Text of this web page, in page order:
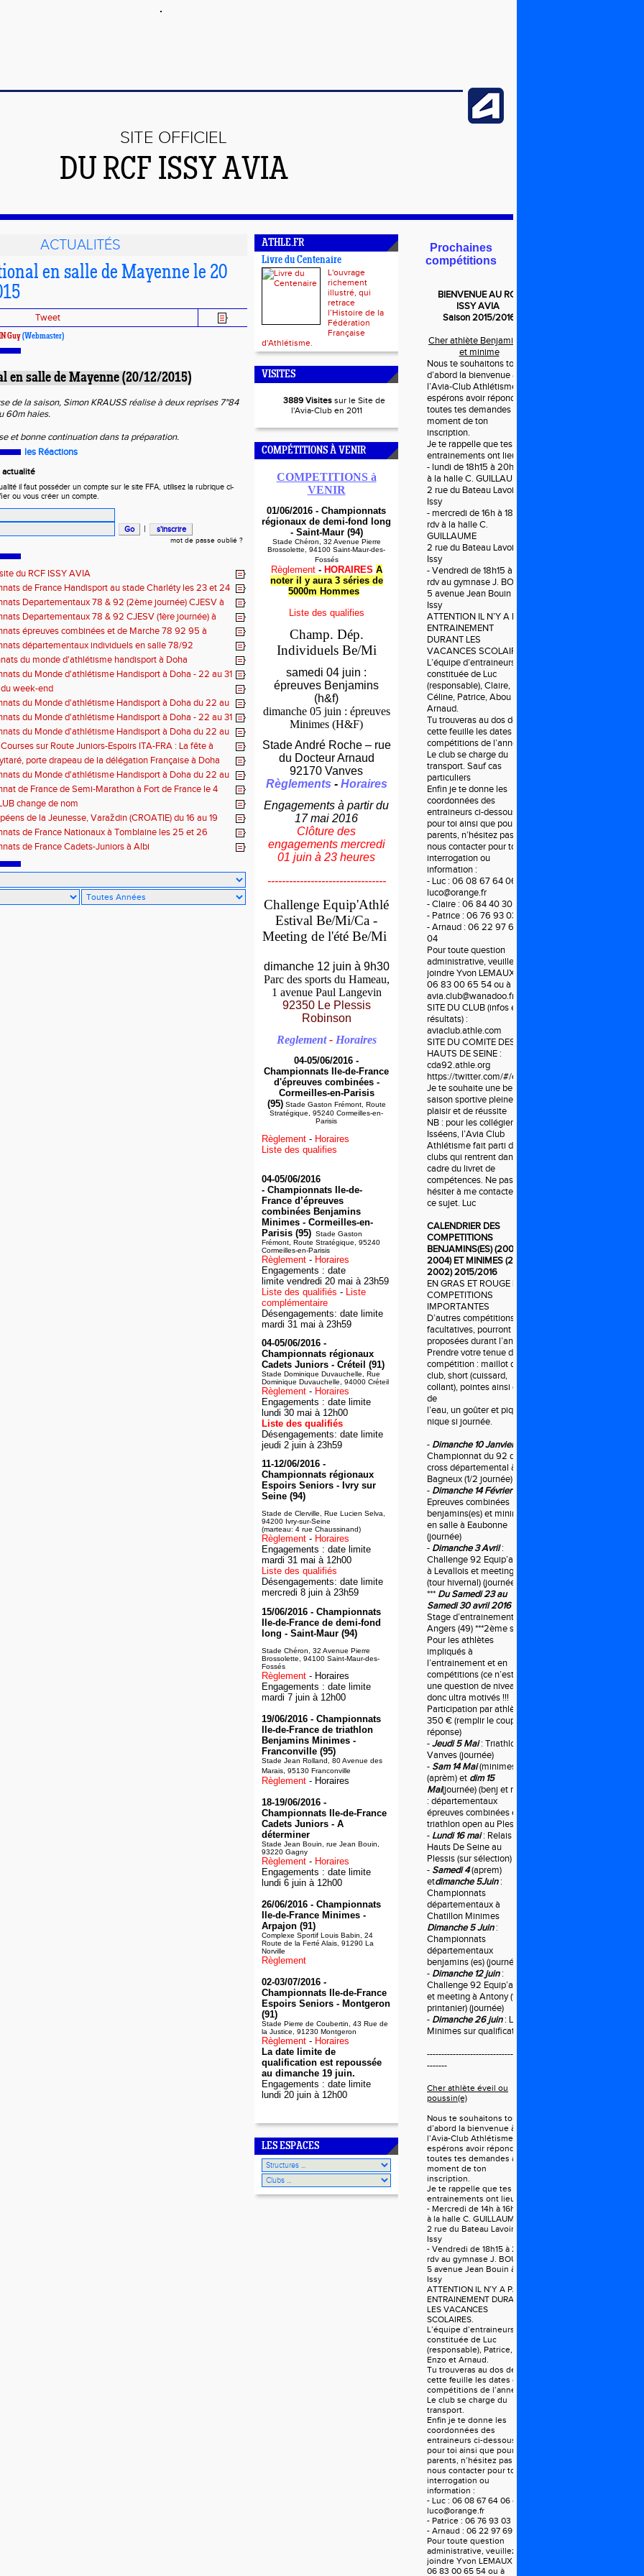
SITE OFFICIEL
DU RCF ISSY AVIA
ACTUALITÉS
en salle de Mayenne le 20
Tweet
Guy(Webmaster)
en salle de Mayenne (20/12/2015)
de la saison, Simon KRAUSS réalise à deux reprises 7"84
60m haies.
et bonne continuation dans ta préparation.
les Réactions
actualité
il faut posséder un compte sur le site FFA, utilisez la rubrique ci-
ou vous créer un compte.
|
mot de passe oublié ?
du RCF ISSY AVIA
de France Handisport au stade Charléty les 23 et 24
Departementaux 78 & 92 (2ème journée) CJESV à
le 5/12/2015
Departementaux 78 & 92 CJESV (1ère journée) à
(22/11/2015)
épreuves combinées et de Marche 78 92 95 à
le 12/12/2015
départementaux individuels en salle 78/92
du monde d'athlétisme handisport à Doha
du Monde d'athlétisme Handisport à Doha - 22 au 31
week-end
du Monde d'athlétisme Handisport à Doha du 22 au
2015du Monde d'athlétisme Handisport à Doha - 22 au 31
du Monde d'athlétisme Handisport à Doha du 22 au
2015
sur Route Juniors-Espoirs ITA-FRA : La fête à
!
porte drapeau de la délégation Française à Doha
du Monde d'athlétisme Handisport à Doha du 22 au
2015de France de Semi-Marathon à Fort de France le 4
change de nom
de la Jeunesse, Varaždin (CROATIE) du 16 au 19
de France Nationaux à Tomblaine les 25 et 26
de France Cadets-Juniors à Albi
ATHLE.FR
Livre du Centenaire
L'ouvrage
richement
illustré, qui
retrace
l’Histoire de la
Fédération
Française
d'Athlétisme.
VISITES
3889 Visitessur le Site de
l'Avia-Club en 2011
COMPÉTITIONS À VENIR
COMPETITIONS à
VENIR
01/06/2016 - Championnats
régionaux de demi-fond long
- Saint-Maur (94)
Stade Chéron, 32 Avenue Pierre
Brossolette, 94100 Saint-Maur-des-
Fossés
Règlement - HORAIRES A
noter il y aura 3 séries de
5000m Hommes
Liste des qualifies
Champ. Dép.
Individuels Be/Mi
samedi 04 juin :
épreuves Benjamins
(h&f)
dimanche 05 juin : épreuves
Minimes (H&F)
Stade André Roche – rue
du Docteur Arnaud
92170 Vanves
Règlements - Horaires
Engagements à partir du
17 mai 2016
Clôture des
engagements mercredi
01 juin à 23 heures
---------------------------------
Challenge Equip'Athlé
Estival Be/Mi/Ca -
Meeting de l'été Be/Mi
dimanche 12 juin à 9h30
Parc des sports du Hameau,
1 avenue Paul Langevin
92350 Le P lessis
Robinson
Reglement- Horaires
04-05/06/2016 -
Championnats Ile-de-France
d'épreuves combinées -
Cormeilles-en-Parisis
(95)Stade Gaston Frémont, Route
Stratégique, 95240 Cormeilles-en-
Parisis
Règlement - Horaires
Liste des qualifies
04-05/06/2016
- Championnats Ile-de-
France d’épreuves
combinées Benjamins
Minimes - Cormeilles-en-
Parisis (95) Stade Gaston
Frémont, Route Stratégique, 95240
Cormeilles-en-Parisis
Règlement - Horaires
Engagements : date
limite vendredi 20 mai à 23h59
Liste des qualifiés - Liste
complémentaire
Désengagements: date limite
mardi 31 mai à 23h59
04-05/06/2016 -
Championnats régionaux
Cadets Juniors - Créteil (91)
Stade Dominique Duvauchelle, Rue
Dominique Duvauchelle, 94000 Créteil
Règlement - Horaires
Engagements : date limite
lundi 30 mai à 12h00
Liste des qualifiés
Désengagements: date limite
jeudi 2 juin à 23h59
11-12/06/2016 -
Championnats régionaux
Espoirs Seniors - Ivry sur
Seine (94)
Stade de Clerville, Rue Lucien Selva,
94200 Ivry-sur-Seine
(marteau: 4 rue Chaussinand)
Règlement - Horaires
Engagements : date limite
mardi 31 mai à 12h00
Liste des qualifiés
Désengagements: date limite
mercredi 8 juin à 23h59
15/06/2016 - Championnats
Ile-de-France de demi-fond
long - Saint-Maur (94)
Stade Chéron, 32 Avenue Pierre
Brossolette, 94100 Saint-Maur-des-
Fossés
Règlement - Horaires
Engagements : date limite
mardi 7 juin à 12h00
19/06/2016 - Championnats
Ile-de-France de triathlon
Benjamins Minimes -
Franconville (95)
Stade Jean Rolland, 80 Avenue des
Marais, 95130 Franconville
Règlement - Horaires
18-19/06/2016 -
Championnats Ile-de-France
Cadets Juniors - A
déterminer
Stade Jean Bouin, rue Jean Bouin,
93220 Gagny
Règlement - Horaires
Engagements : date limite
lundi 6 juin à 12h00
26/06/2016 - Championnats
Ile-de-France Minimes -
Arpajon (91)
Complexe Sportif Louis Babin, 24
Route de la Ferté Alais, 91290 La
Norville
Règlement
02-03/07/2016 -
Championnats Ile-de-France
Espoirs Seniors - Montgeron
(91)
Stade Pierre de Coubertin, 43 Rue de
la Justice, 91230 Montgeron
Règlement - Horaires
La date limite de
qualification est repoussée
au dimanche 19 juin.
Engagements : date limite
lundi 20 juin à 12h00
LES ESPACES
Prochaines
compétitions
BIENVENUEAU RCF
ISSY AVIA
Saison 2015/2016
Cher athlète Benjamin (e)
et minime
Nous te souhaitons tout
d’abord la bienvenue à
l’Avia-Club Athlétisme et
espérons avoir répondu à
toutes tes demandes au
moment de ton
inscription.
Je te rappelle que tes
entrainements ont lieu le :
- lundi de 18h15 à 20h rdv
à la halle C. GUILLAUME
2 rue du Bateau Lavoir à
Issy
- mercredi de 16h à 18h
rdv à la halle C.
GUILLAUME
2 rue du Bateau Lavoir à
Issy
- Vendredi de 18h15 à 20h
rdv au gymnase J. BOUIN
5 avenue Jean Bouin à
Issy
ATTENTION IL N’Y A PAS
ENTRAINEMENT
DURANT LES
VACANCES SCOLAIRES.
L’équipe d’entraineurs est
constituée de Luc
(responsable), Claire,
Céline, Patrice, Abou et
Arnaud.
Tu trouveras au dos de
cette feuille les dates des
compétitions de l’année.
Le club se charge du
transport. Sauf cas
particuliers
Enfin je te donne les
coordonnées des
entraineurs ci-dessous,
pour toi ainsi que pour tes
parents, n’hésitez pas à
nous contacter pour toute
interrogation ou
information :
- Luc : 06 08 67 64 06 ou
luco@orange.fr
- Claire : 06 84 40 30 20
- Patrice : 06 76 93 03 45
- Arnaud : 06 22 97 69
04
Pour toute question
administrative, veuillez
joindre Yvon LEMAUX :
06 83 00 65 54 ou à
avia.club@wanadoo.fr
SITE DU CLUB (infos et
résultats) :
aviaclub.athle.com
SITE DU COMITE DES
HAUTS DE SEINE :
cda92.athle.org
https://twitter.com/#/ecoleathleavia
Je te souhaite une belle
saison sportive pleine de
plaisir et de réussite
NB : pour les collégiens
Isséens, l’Avia Club
Athlétisme fait parti des
clubs qui rentrent dans le
cadre du livret de
compétences. Ne pas
hésiter à me contacter à
ce sujet. Luc
CALENDRIER DES
COMPETITIONS
BENJAMINS(ES) (2003-
2004) ET MINIMES (2001-
2002) 2015/2016
EN GRAS ET ROUGE LES
COMPETITIONS
IMPORTANTES
D’autres compétitions,
facultatives, pourront être
proposées durant l’année.
Prendre votre tenue de
compétition : maillot du
club, short (cuissard,
collant), pointes ainsi que
de
l’eau, un goûter et pique-
nique si journée.
- Dimanche 10 Janvier
Championnat du 92 de
cross départemental à
Bagneux (1/2 journée)
- Dimanche 14 Février:
Epreuves combinées
benjamins(es) et minimes
en salle à Eaubonne
(journée)
- Dimanche 3 Avril:
Challenge 92 Equip’athlé
à Levallois et meeting
(tour hivernal) (journée)
*** Du Samedi 23 au
Samedi 30 avril 2016:
Stage d’entrainement à
Angers (49) ***2ème sem
Pour les athlètes
impliqués à
l’entrainement et en
compétitions (ce n’est pas
une question de niveau),
donc ultra motivés !!!
Participation par athlète
350 € (remplir le coupon
réponse)
-Jeudi 5 Mai: Triathlon à
Vanves (journée)
- Sam 14 Mai(minimes)
(aprèm) et dim 15
Mai(journée) (benj et min)
: départementaux
épreuves combinées et
triathlon open au Plessis
- Lundi 16 mai: Relais des
Hauts De Seine au
Plessis (sur sélection)
- Samedi 4(aprem)
etdimanche 5Juin:
Championnats
départementaux à
Chatillon Minimes
Dimanche 5 Juin:
Championnats
départementaux
benjamins (es) (journée)
- Dimanche 12 juin:
Challenge 92 Equip’athlé
et meeting à Antony (tour
printanier) (journée)
- Dimanche 26 juin: LIFA
Minimes sur qualification
------------------------------------
-------
Cher athlète éveil ou
poussin(e)
Nous te souhaitons tout
d’abord la bienvenue à
l’Avia-Club Athlétisme et
espérons avoir répondu à
toutes tes demandes au
moment de ton
inscription.
Je te rappelle que tes
entrainements ont lieu le :
- Mercredi de 14h à 16h rdv
à la halle C. GUILLAUME
2 rue du Bateau Lavoir à
Issy
- Vendredi de 18h15 à 20h
rdv au gymnase J. BOUIN
5 avenue Jean Bouin à
Issy
ATTENTION IL N’Y A PAS
ENTRAINEMENT DURANT
LES VACANCES
SCOLAIRES.
L’équipe d’entraineurs est
constituée de Luc
(responsable), Patrice,
Enzo et Arnaud.
Tu trouveras au dos de
cette feuille les dates des
compétitions de l’année.
Le club se charge du
transport.
Enfin je te donne les
coordonnées des
entraineurs ci-dessous,
pour toi ainsi que pour tes
parents, n’hésitez pas à
nous contacter pour toute
interrogation ou
information :
- Luc : 06 08 67 64 06 ou
luco@orange.fr
- Patrice : 06 76 93 03 45
- Arnaud : 06 22 97 69 04
Pour toute question
administrative, veuillez
joindre Yvon LEMAUX :
06 83 00 65 54 ou à